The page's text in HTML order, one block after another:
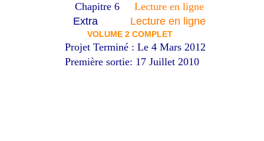
Chapitre 6 Lecture en ligne
Extra
Lecture en ligne
VOLUME 2 COMPLET
Projet Terminé : Le 4 Mars 2012
Première sortie: 17 Juillet 2010